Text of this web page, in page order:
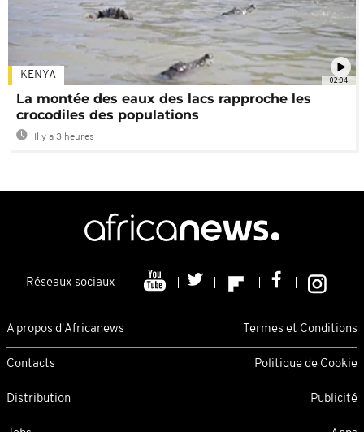
02:04
KENYA
La montée des eaux des lacs rapproche les
crocodiles des populations
Il y a 3 heures
Réseaux sociaux
A propos d'Africanews Termes et Conditions
Contacts Politique de Cookie
Distribution Publicité